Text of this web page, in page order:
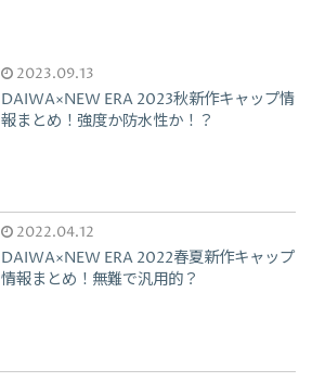
2023.09.13
DAIWA×NEW ERA 2023秋新作キャップ情
報まとめ！強度か防水性か！？
2022.04.12
DAIWA×NEW ERA 2022春夏新作キャップ
情報まとめ！無難で汎用的？